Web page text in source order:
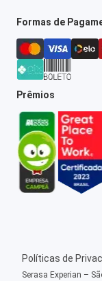
Formas de
Prêmios
Políticas de
Serasa Experian –